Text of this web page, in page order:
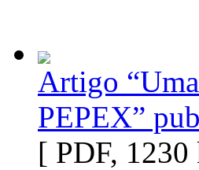
Artigo
PEPEX”
[ PDF,